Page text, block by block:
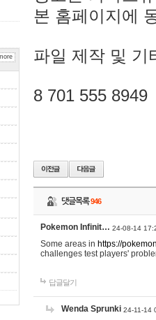
본 홈페이지에
파일 제작 및 기
8 701 555 8949
댓글목록946
Pokemon Infinit… 24-08-14
Some areas in https://
challenges test players'
답글달기
Wenda Sprunki 24-11-14